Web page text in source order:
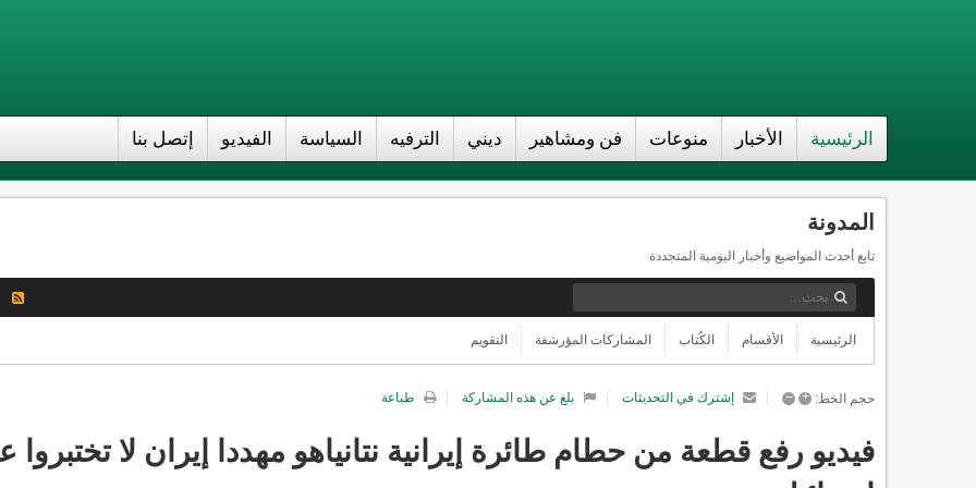
الرئيسية الأخبار منوعات فن ومشاهير ديني الترفيه السياسة الفيديو إتصل بنا
المدونة
تابع أحدث المواضيع وأخبار اليومية المتجددة
الرئيسية الأقسام الكُتاب المشاركات المؤرشفة التقويم
حجم الخط: +
– إشترك في التحديثات بلغ عن هذه المشاركة طباعة
فيديو رفع قطعة من حطام طائرة إيرانية نتانياهو مهددا إيران لا تختبروا